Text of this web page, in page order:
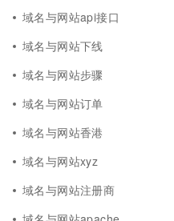
域名与网站api接口
域名与网站下线
域名与网站步骤
域名与网站订单
域名与网站香港
域名与网站xyz
域名与网站注册商